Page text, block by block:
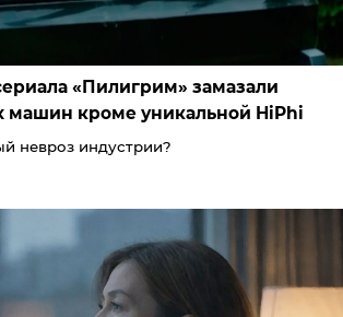
«Пилигрим» замазали
машин кроме уникальной HiPhi
невроз индустрии?